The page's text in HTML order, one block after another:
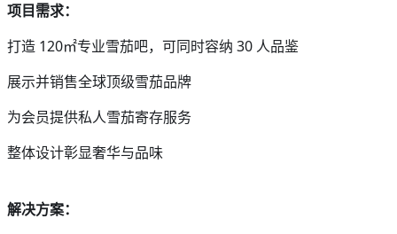
项目需求：
打造 120㎡专业雪茄吧，可同时容纳 30 人品鉴
展示并销售全球顶级雪茄品牌
为会员提供私人雪茄寄存服务
整体设计彰显奢华与品味
解决方案：